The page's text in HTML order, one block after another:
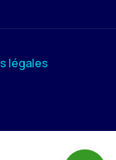
légales